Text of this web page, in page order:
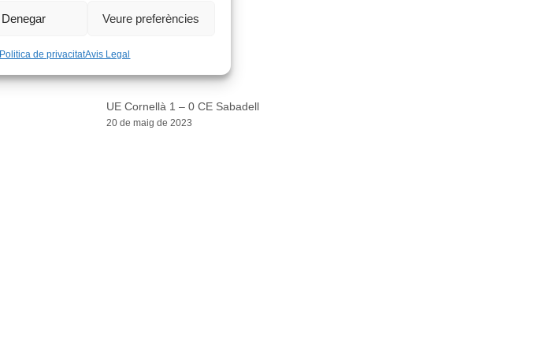
Denegar Veure preferències
Politica de privacitatAvis Legal
UE Cornellà 1 – 0 CE Sabadell
20 de maig de 2023